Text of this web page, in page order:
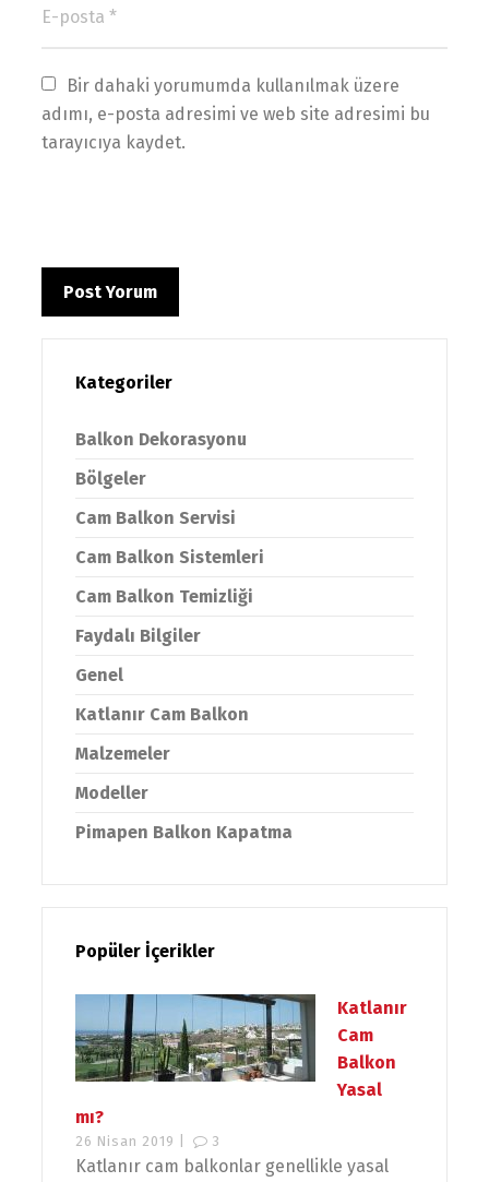
Bir dahaki yorumumda kullanılmak üzere
adımı, e-posta adresimi ve web site adresimi bu
tarayıcıya kaydet.
Kategoriler
Balkon Dekorasyonu
Bölgeler
Cam Balkon Servisi
Cam Balkon Sistemleri
Cam Balkon Temizliği
Faydalı Bilgiler
Genel
Katlanır Cam Balkon
Malzemeler
Modeller
Pimapen Balkon Kapatma
Popüler İçerikler
Katlanır
Cam
Balkon
Yasal
mı?
26 Nisan 2019 | 3
Katlanır cam balkonlar genellikle yasal